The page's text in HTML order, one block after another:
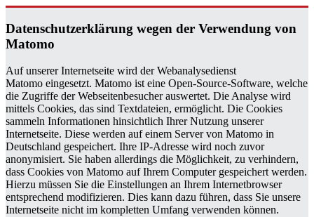
Da­ten­schutz­er­klä­rung wegen der Ver­wen­dung von
Ma­to­mo
Auf unserer Internetseite wird der Webanalysedienst
Matomo eingesetzt. Matomo ist eine Open-Source-Software, welche
die Zugriffe der Webseitenbesucher auswertet. Die Analyse wird
mittels Cookies, das sind Textdateien, ermöglicht. Die Cookies
sammeln Informationen hinsichtlich Ihrer Nutzung unserer
Internetseite. Diese werden auf einem Server von Matomo in
Deutschland gespeichert. Ihre IP-Adresse wird noch zuvor
anonymisiert. Sie haben allerdings die Möglichkeit, zu verhindern,
dass Cookies von Matomo auf Ihrem Computer gespeichert werden.
Hierzu müssen Sie die Einstellungen an Ihrem Internetbrowser
entsprechend modifizieren. Dies kann dazu führen, dass Sie unsere
Internetseite nicht im kompletten Umfang verwenden können.